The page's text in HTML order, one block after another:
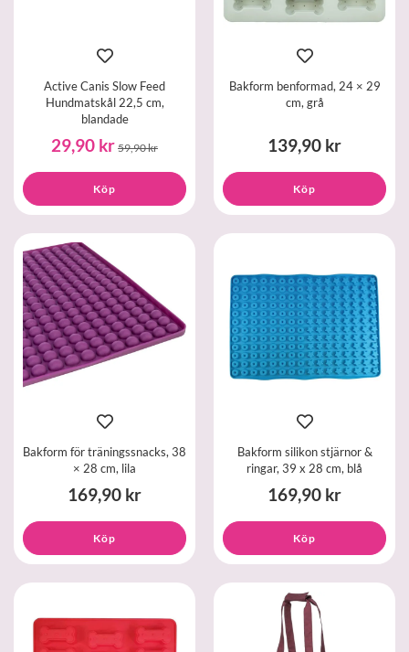
Active Canis Slow Feed
Hundmatskål 22,5 cm,
blandade
29,90 kr 59,90 kr
Köp
Bakform benformad, 24 × 29
cm, grå
139,90 kr
Köp
Bakform för träningssnacks, 38
× 28 cm, lila
169,90 kr
Köp
Bakform silikon stjärnor &
ringar, 39 x 28 cm, blå
169,90 kr
Köp